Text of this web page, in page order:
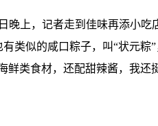
上，记者走到佳味再添小吃
类似的咸口粽子，叫“状元粽
鲜类食材，还配甜辣酱，我还